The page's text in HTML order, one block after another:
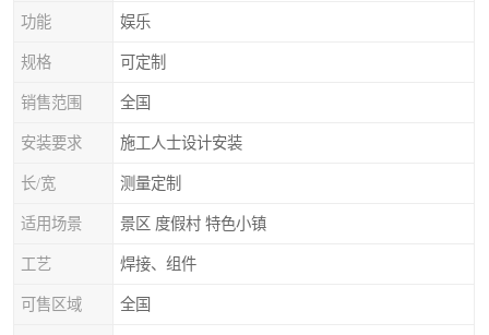
功能 娱乐
规格 可定制
销售范围 全国
安装要求 施工人士设计安装
长/宽 测量定制
适用场景 景区 度假村 特色小镇
工艺 焊接、组件
可售区域 全国